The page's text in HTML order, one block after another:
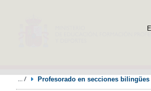
Profesorado en secciones